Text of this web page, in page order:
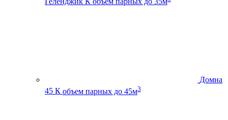
Домна
45 К объем парных до 45м3